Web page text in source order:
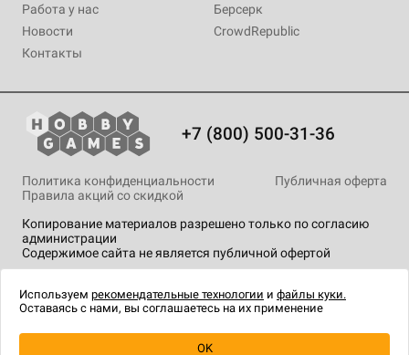
Работа у нас
Новости
Контакты
Берсерк
CrowdRepublic
+7 (800) 500-31-36
Копирование материалов разрешено только по согласию
администрации
Содержимое сайта не является публичной офертой
Политика конфиденциальности
Публичная оферта
Правила акций со скидкой
технологии .
Используем рекомендательные технологии и файлы куки.
Оставаясь с нами, вы соглашаетесь на их применение
OK